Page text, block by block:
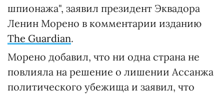
шпионажа", заявил президент Эквадора
Ленин Морено в комментарии изданию
The Guardian.
Морено добавил, что ни одна страна не
повлияла на решение о лишении Ассанжа
политического убежища и заявил, что